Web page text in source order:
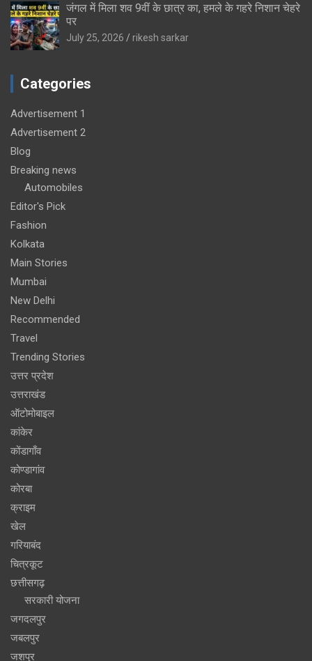
जंगल में मिला शव 9वीं के छात्र का, हमले के गहरे निशान चेहरे
पर
July 25, 2026 rikesh sarkar
Categories
Advertisement 1
Advertisement 2
Blog
Breaking news
Automobiles
Editor's Pick
Fashion
Kolkata
Main Stories
Mumbai
New Delhi
Recommended
Travel
Trending Stories
उत्तर प्रदेश
उत्तराखंड
ऑटोमोबाइल
कांकेर
कोंडागाँव
कोण्डागांव
कोरबा
क्राइम
खेल
गरियाबंद
चित्रकूट
छत्तीसगढ़
सरकारी योजना
जगदलपुर
जबलपुर
जशपुर